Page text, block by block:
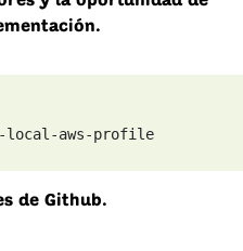
local-aws-profile
de Github.